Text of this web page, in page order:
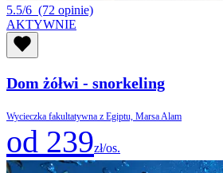
5.5/6 (72 opinie)
AKTYWNIE
Dom żółwi - snorkeling
Wycieczka fakultatywna z Egiptu, Marsa Alam
od 239zł/os.